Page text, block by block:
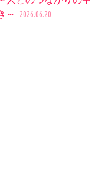
～
2026.06.20